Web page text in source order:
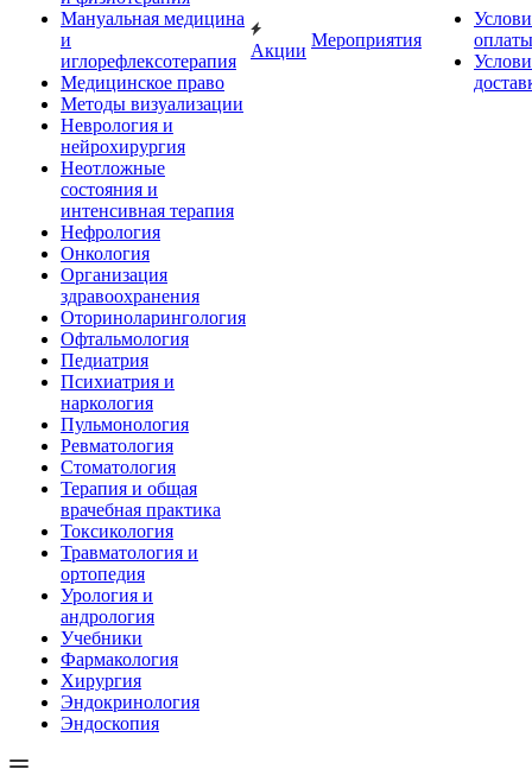
Мануальная медицина
и
иглорефлексотерапия
Медицинское право
Методы визуализации
Неврология и
нейрохирургия
Неотложные
состояния и
интенсивная терапия
Нефрология
Онкология
Организация
здравоохранения
Оториноларингология
Офтальмология
Педиатрия
Психиатрия и
наркология
Пульмонология
Ревматология
Стоматология
Терапия и общая
врачебная практика
Токсикология
Травматология и
ортопедия
Урология и
андрология
Учебники
Фармакология
Хирургия
Эндокринология
Эндоскопия
Акции
Мероприятия
оплаты